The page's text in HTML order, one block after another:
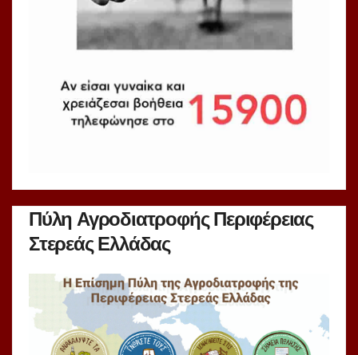
Πύλη Αγροδιατροφής Περιφέρειας
Στερεάς Ελλάδας